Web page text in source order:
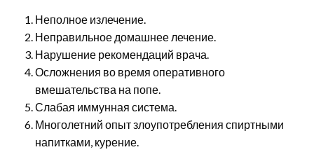
Неполное излечение.
Неправильное домашнее лечение.
Нарушение рекомендаций врача.
Осложнения во время оперативного
вмешательства на попе.
Слабая иммунная система.
Многолетний опыт злоупотребления спиртными
напитками, курение.